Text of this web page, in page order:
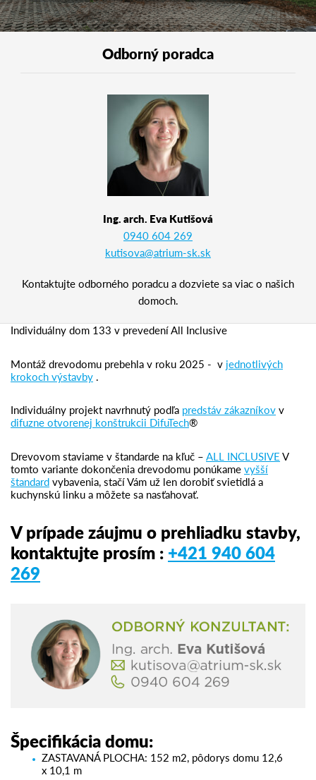
Odborný poradca
Ing. arch. Eva Kutišová
0940 604 269
kutisova@atrium-sk.sk
Kontaktujte odborného poradcu a dozviete sa viac o našich
domoch.
Individuálny dom 133 v prevedení All Inclusive
Montáž drevodomu prebehla v roku 2025 - v jednotlivých
krokoch výstavby .
Individuálny projekt navrhnutý podľa predstáv zákazníkovv
difuzne otvorenej konštrukcii DifuTech®
Drevovom staviame v štandarde na kľuč –ALL INCLUSIVEV
tomto variante dokončenia drevodomu ponúkamevyšší
štandardvybavenia, stačí Vám už len dorobiť svietidlá a
kuchynskú linku a môžete sa nasťahovať.
V prípade záujmu o prehliadku stavby,
kontaktujte prosím : +421 940 604
269
Špecifikácia domu:
ZASTAVANÁ PLOCHA: 152 m2, pôdorys domu 12,6
x 10,1 m